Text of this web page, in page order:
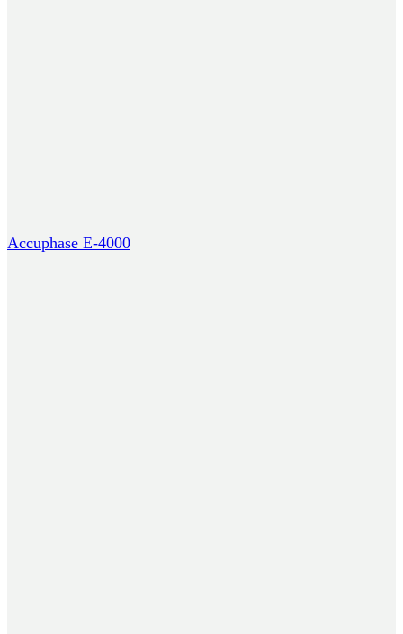
Accuphase E-4000